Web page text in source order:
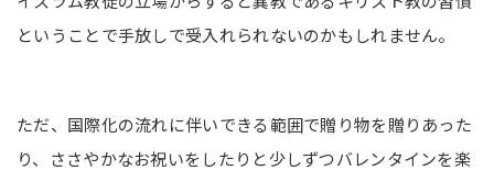
ということで手放しで受入れられないのかもしれません。
ただ、国際化の流れに伴いできる範囲で贈り物を贈りあった
り、ささやかなお祝いをしたりと少しずつバレンタインを楽